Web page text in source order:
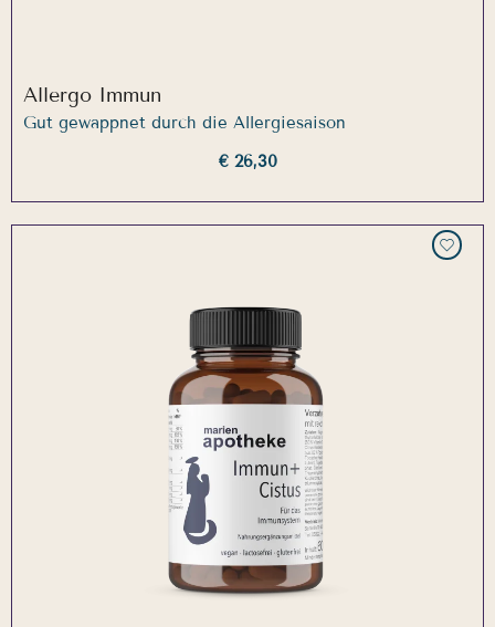
Allergo Immun
Gut gewappnet durch die Allergiesaison
€ 26,30